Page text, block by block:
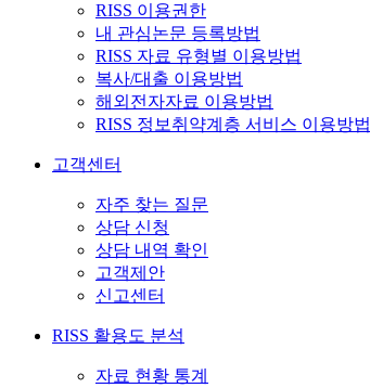
RISS 이용권한
내 관심논문 등록방법
RISS 자료 유형별 이용방법
복사/대출 이용방법
해외전자자료 이용방법
RISS 정보취약계층 서비스 이용방법
고객센터
자주 찾는 질문
상담 신청
상담 내역 확인
고객제안
신고센터
RISS 활용도 분석
자료 현황 통계